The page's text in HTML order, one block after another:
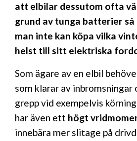
att elbilar dessutom ofta
grund av tunga batterier
man inte kan köpa vilka
helst till sitt elektriska
Som ägare av en elbil
som klarar av inbromsningar
grepp vid exempelvis
har även ett högt
innebära mer slitage på